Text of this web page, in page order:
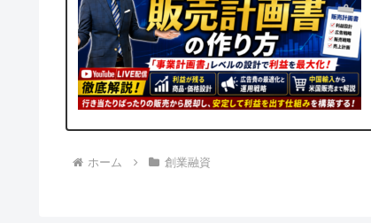
ホーム 創業融資